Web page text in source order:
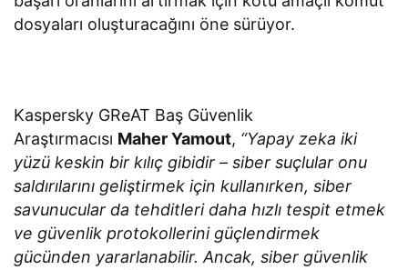
dosyaları oluşturacağını öne sürüyor.
Kaspersky GReAT Baş Güvenlik
Araştırmacısı Maher Yamout, “Yapay zeka iki
yüzü keskin bir kılıç gibidir – siber suçlular onu
saldırılarını geliştirmek için kullanırken, siber
savunucular da tehditleri daha hızlı tespit etmek
ve güvenlik protokollerini güçlendirmek
gücünden yararlanabilir. Ancak, siber güvenlik